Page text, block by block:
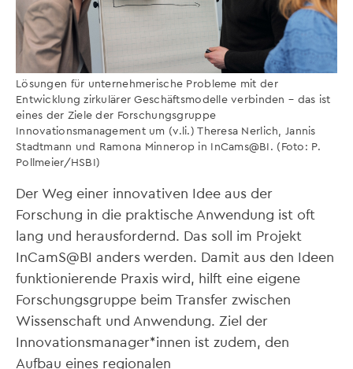
Lösungen für unternehmerische Probleme mit der
Entwicklung zirkulärer Geschäftsmodelle verbinden – das ist
eines der Ziele der Forschungsgruppe
Innovationsmanagement um (v.li.) Theresa Nerlich, Jannis
Stadtmann und Ramona Minnerop in InCams@BI. (Foto: P.
Pollmeier/HSBI)
Der Weg einer innovativen Idee aus der
Forschung in die praktische Anwendung ist oft
lang und herausfordernd. Das soll im Projekt
InCamS@BI anders werden. Damit aus den Ideen
funktionierende Praxis wird, hilft eine eigene
Forschungsgruppe beim Transfer zwischen
Wissenschaft und Anwendung. Ziel der
Innovationsmanager*innen ist zudem, den
Aufbau eines regionalen